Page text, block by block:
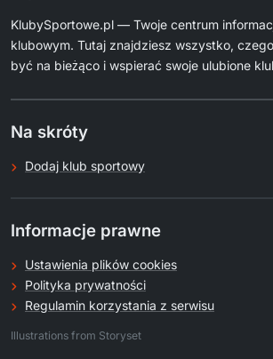
KlubySportowe.pl — Twoje centrum
klubowym. Tutaj znajdziesz wszystko,
być na bieżąco i wspierać swoje ulubione
Na skróty
Dodaj klub sportowy
Informacje prawne
Ustawienia plików cookies
Polityka prywatności
Regulamin korzystania z serwisu
Illustrations from Storyset